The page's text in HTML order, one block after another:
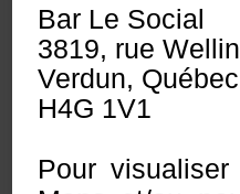
Bar Le Social
3819, rue
Verdun, Québec
H4G 1V1
Pour